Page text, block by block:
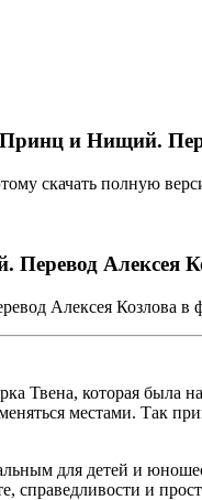
и Нищий.
скачать полную
Алексея
Алексея Козлова в
Твена, которая была
местами. Так
для детей и
справедливости и